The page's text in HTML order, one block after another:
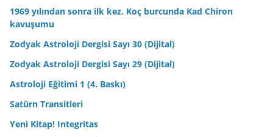
1969 yılından sonra ilk kez. Koç burcunda Kad Chiron
kavuşumu
Zodyak Astroloji Dergisi Sayı 30 (Dijital)
Zodyak Astroloji Dergisi Sayı 29 (Dijital)
Astroloji Eğitimi 1 (4. Baskı)
Satürn Transitleri
Yeni Kitap! Integritas